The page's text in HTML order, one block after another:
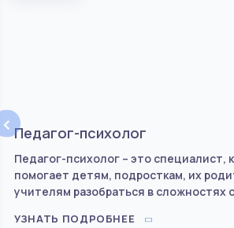
‹ Педагог-психолог
Педагог-психолог – это специалист,
помогает детям, подросткам, их
учителям разобраться в сложностях
младшего и среднего возраста.
УЗНАТЬ ПОДРОБНЕЕ